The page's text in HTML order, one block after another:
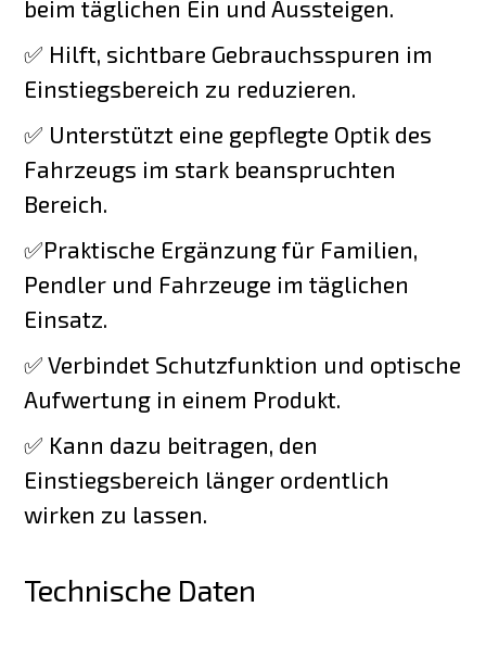
beim täglichen Ein und Aussteigen.
✅ Hilft, sichtbare Gebrauchsspuren im
Einstiegsbereich zu reduzieren.
✅ Unterstützt eine gepflegte Optik des
Fahrzeugs im stark beanspruchten
Bereich.
✅Praktische Ergänzung für Familien,
Pendler und Fahrzeuge im täglichen
Einsatz.
✅ Verbindet Schutzfunktion und optische
Aufwertung in einem Produkt.
✅ Kann dazu beitragen, den
Einstiegsbereich länger ordentlich
wirken zu lassen.
Technische Daten